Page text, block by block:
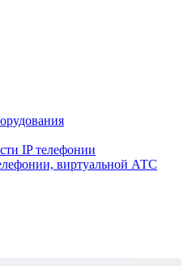
IP телефонии
виртуальной АТС